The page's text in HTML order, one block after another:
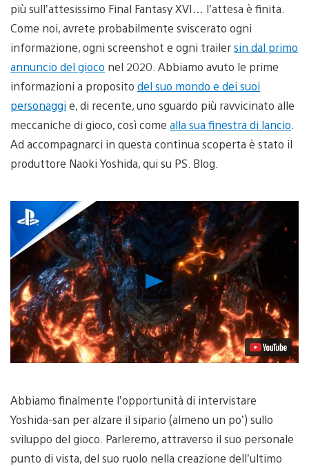
più sull’attesissimo Final Fantasy XVI… l’attesa è finita.
Come noi, avrete probabilmente sviscerato ogni
informazione, ogni screenshot e ogni trailersin dal primo
annuncio del gioco nel 2020. Abbiamo avuto le prime
informazioni a proposito del suo mondo e dei suoi
personaggie, di recente, uno sguardo più ravvicinato alle
meccaniche di gioco, così come alla sua finestra di lancio
Ad accompagnarci in questa continua scoperta è stato il
produttore Naoki Yoshida, qui su PS. Blog.
Riproduci
video
Abbiamo finalmente l’opportunità di intervistare
Yoshida-san per alzare il sipario (almeno un po’) sullo
sviluppo del gioco. Parleremo, attraverso il suo personale
punto di vista, del suo ruolo nella creazione dell’ultimo